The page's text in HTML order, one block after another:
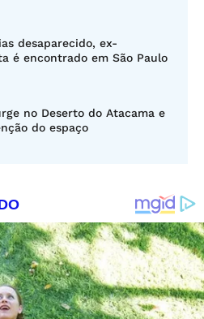
desaparecido, ex-
é encontrado em São Paulo
no Deserto do Atacama e
do espaço